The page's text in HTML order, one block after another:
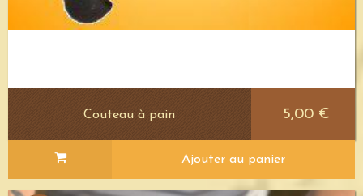
Couteau à pain 5,00 €
Ajouter au panier